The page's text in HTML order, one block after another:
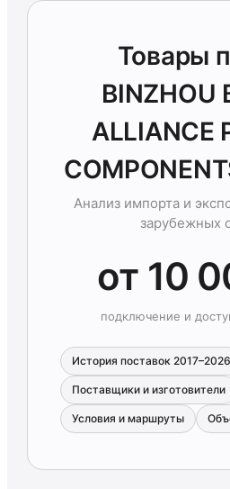
Товары
BINZHOU
ALLIANCE
Анализ импорта и
зарубежных
от 10
подключение и
История поставок 2017–2026
Поставщики и изготовители
Условия и маршруты